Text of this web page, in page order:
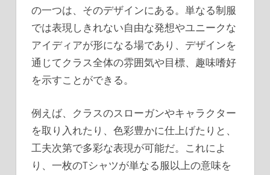
の一つは、そのデザインにある。単なる制服
では表現しきれない自由な発想やユニークな
アイディアが形になる場であり、デザインを
通じてクラス全体の雰囲気や目標、趣味嗜好
を示すことができる。
例えば、クラスのスローガンやキャラクター
を取り入れたり、色彩豊かに仕上げたりと、
工夫次第で多彩な表現が可能だ。これによ
り、一枚のTシャツが単なる服以上の意味を